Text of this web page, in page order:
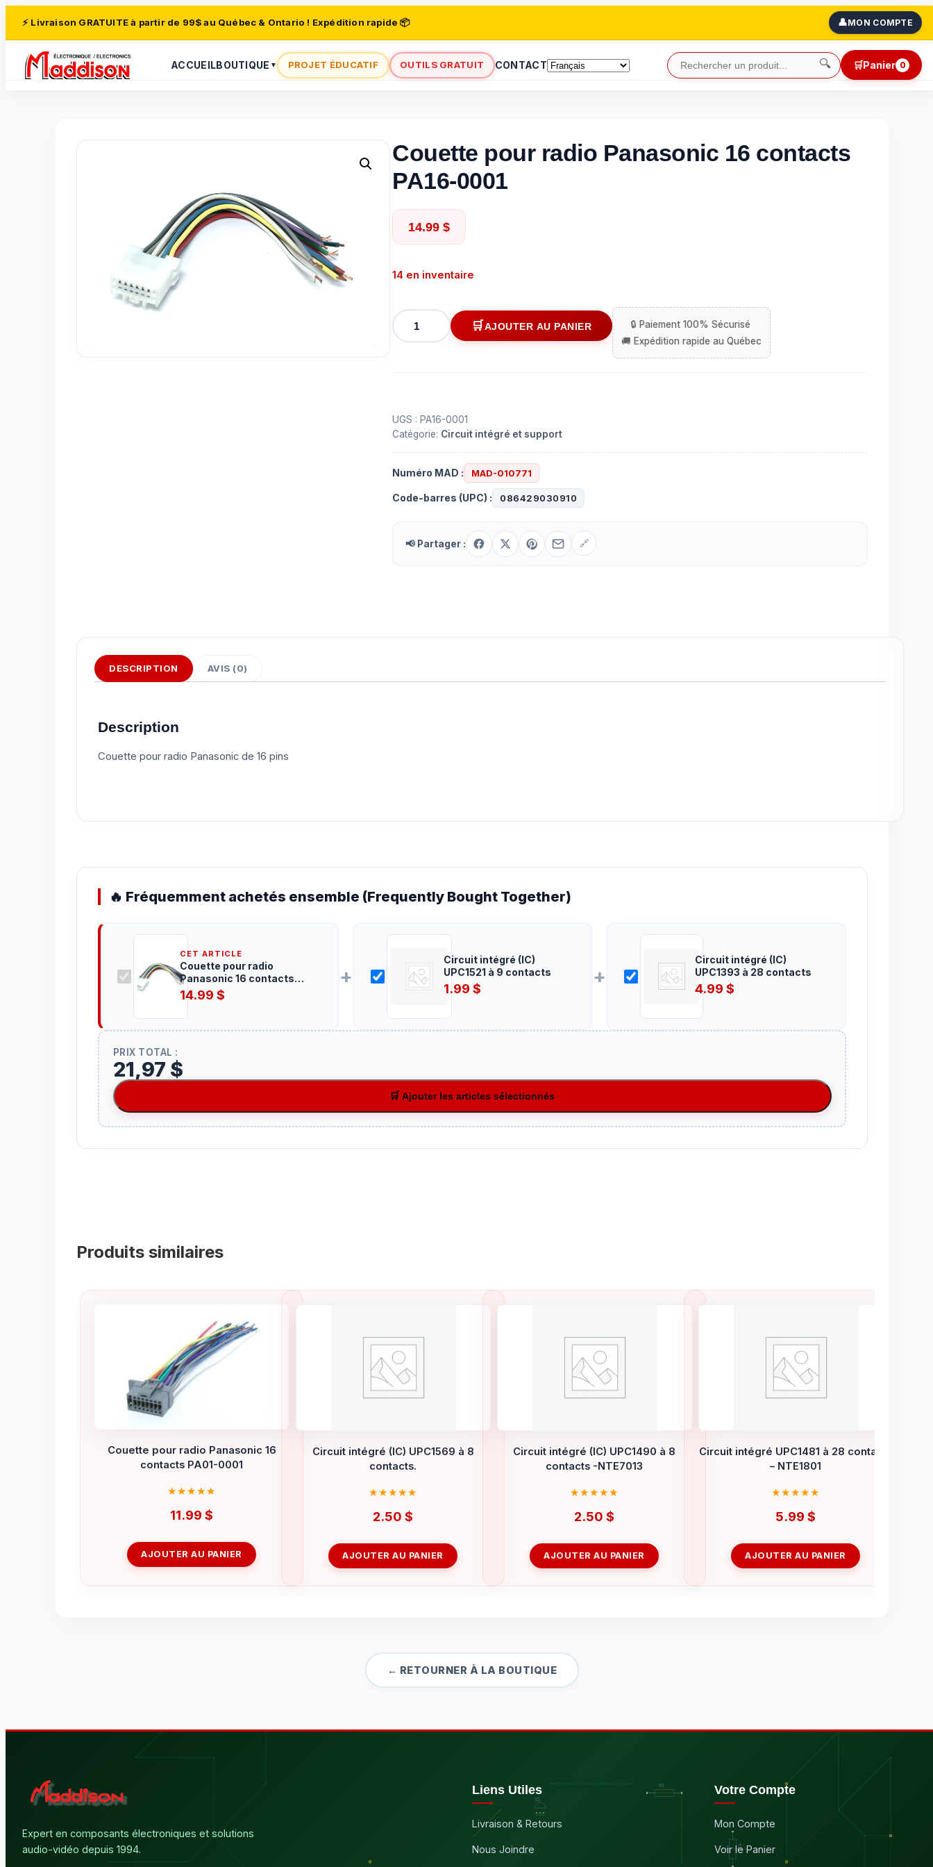
⚡ Livraison GRATUITE à partir de 99$ au Québec & Ontario ! Expédition rapide 📦 👤MON COMPTE
ACCUEILBOUTIQUE ▼ PROJET ÉDUCATIF OUTILS GRATUIT CONTACT 🔍 🛒Panier 0
Couette pour radio Panasonic 16 contacts
PA16-0001
14.99 $
14 en inventaire
quantité
de
16
contacts
PA16-
0001
AJOUTER AU PANIER
UGS : PA16-0001
Catégorie: Circuit intégré et support
Numéro MAD : MAD-010771
Code-barres (UPC) : 086429030910
📢 Partager : 🔗
DESCRIPTION AVIS (0)
Description
Couette pour radio Panasonic de 16 pins
🔥 Fréquemment achetés ensemble (Frequently Bought Together)
CET ARTICLE
Couette pour radio
Panasonic 16 contacts
PA16-0001
14.99 $
+
Circuit intégré (IC)
UPC1521 à 9 contacts
1.99 $
+
Circuit intégré (IC)
UPC1393 à 28 contacts
4.99 $
PRIX TOTAL :
21,97 $
🛒 Ajouter les articles sélectionnés
Produits similaires
Couette pour radio Panasonic 16
contacts PA01-0001
11.99 $
AJOUTER AU PANIER
Circuit intégré (IC) UPC1569 à 8
contacts.
2.50 $
AJOUTER AU PANIER
Circuit intégré (IC) UPC1490 à 8
contacts -NTE7013
2.50 $
AJOUTER AU PANIER
Circuit intégré UPC1481 à 28 contacts
– NTE1801
5.99 $
AJOUTER AU PANIER
← RETOURNER À LA BOUTIQUE
Expert en composants électroniques et solutions
audio-vidéo depuis 1994.
Liens Utiles
Livraison & Retours
Nous Joindre
Votre Compte
Mon Compte
Voir le Panier